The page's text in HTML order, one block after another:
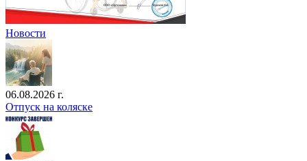
Новости
06.08.2026 г.
Отпуск на коляске